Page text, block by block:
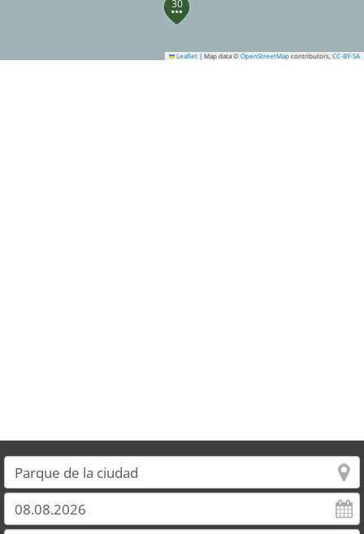
30
Leaflet | Map data © OpenStreetMap contributors, CC-BY-SA